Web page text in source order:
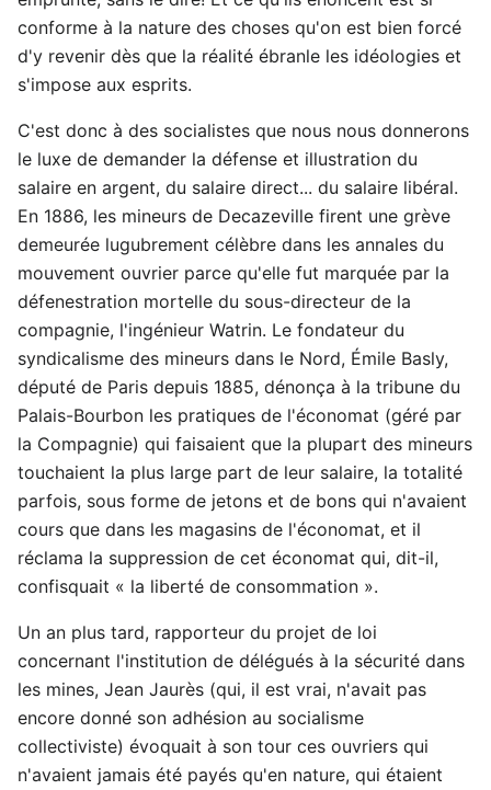
conforme à la nature des choses qu'on est bien forcé
d'y revenir dès que la réalité ébranle les idéologies et
s'impose aux esprits.
C'est donc à des socialistes que nous nous donnerons
le luxe de demander la défense et illustration du
salaire en argent, du salaire direct... du salaire libéral.
En 1886, les mineurs de Decazeville firent une grève
demeurée lugubrement célèbre dans les annales du
mouvement ouvrier parce qu'elle fut marquée par la
défenestration mortelle du sous-directeur de la
compagnie, l'ingénieur Watrin. Le fondateur du
syndicalisme des mineurs dans le Nord, Émile Basly,
député de Paris depuis 1885, dénonça à la tribune du
Palais-Bourbon les pratiques de l'économat (géré par
la Compagnie) qui faisaient que la plupart des mineurs
touchaient la plus large part de leur salaire, la totalité
parfois, sous forme de jetons et de bons qui n'avaient
cours que dans les magasins de l'économat, et il
réclama la suppression de cet économat qui, dit-il,
confisquait « la liberté de consommation ».
Un an plus tard, rapporteur du projet de loi
concernant l'institution de délégués à la sécurité dans
les mines, Jean Jaurès (qui, il est vrai, n'avait pas
encore donné son adhésion au socialisme
collectiviste) évoquait à son tour ces ouvriers qui
n'avaient jamais été payés qu'en nature, qui étaient